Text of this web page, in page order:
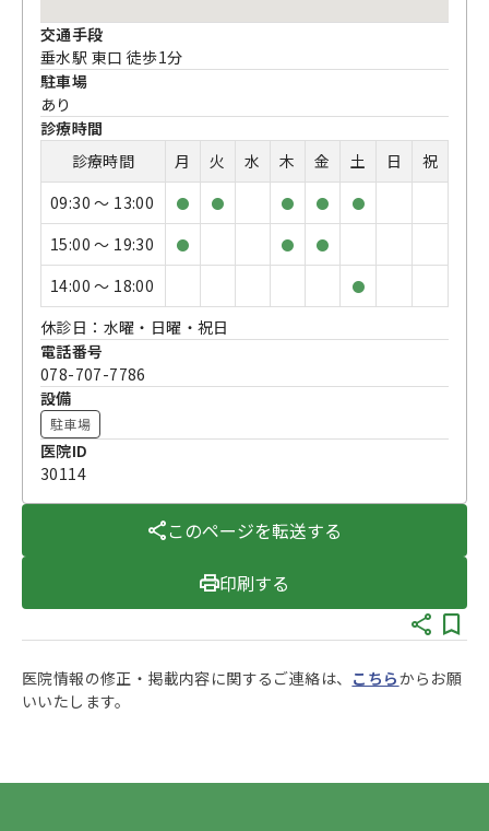
交通手段
垂水駅 東口 徒歩1分
駐車場
あり
診療時間
診療時間
月 火 水 木 金 土 日
祝
09:30 〜 13:00
● ● ● ● ●
15:00 〜 19:30 ● ● ●
14:00 〜 18:00 ●
休診日：水曜・日曜・祝日
電話番号
078-707-7786
設備
駐車場
医院ID
30114
このページを転送する
印刷する
医院情報の修正・掲載内容に関するご連絡は、 こちらからお願
いいたします。